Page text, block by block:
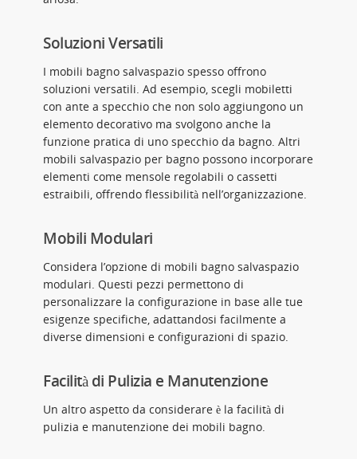
Soluzioni Versatili
I mobili bagno salvaspazio spesso offrono
soluzioni versatili. Ad esempio, scegli mobiletti
con ante a specchio che non solo aggiungono un
elemento decorativo ma svolgono anche la
funzione pratica di uno specchio da bagno. Altri
mobili salvaspazio per bagno possono incorporare
elementi come mensole regolabili o cassetti
estraibili, offrendo flessibilità nell’organizzazione.
Mobili Modulari
Considera l’opzione di mobili bagno salvaspazio
modulari. Questi pezzi permettono di
personalizzare la configurazione in base alle tue
esigenze specifiche, adattandosi facilmente a
diverse dimensioni e configurazioni di spazio.
Facilità di Pulizia e Manutenzione
Un altro aspetto da considerare è la facilità di
pulizia e manutenzione dei mobili bagno.